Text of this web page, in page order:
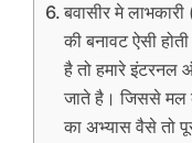
बवासीर मे
की बनावट ऐसी
है तो हमारे इंटरनल
जाते है। जिससे मल
का अभ्यास वैसे तो